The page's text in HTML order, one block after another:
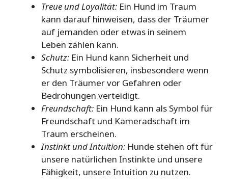
Treue und Loyalität: Ein Hund im Traum
kann darauf hinweisen, dass der Träumer
auf jemanden oder etwas in seinem
Leben zählen kann.
Schutz: Ein Hund kann Sicherheit und
Schutz symbolisieren, insbesondere wenn
er den Träumer vor Gefahren oder
Bedrohungen verteidigt.
Freundschaft: Ein Hund kann als Symbol für
Freundschaft und Kameradschaft im
Traum erscheinen.
Instinkt und Intuition: Hunde stehen oft für
unsere natürlichen Instinkte und unsere
Fähigkeit, unsere Intuition zu nutzen.